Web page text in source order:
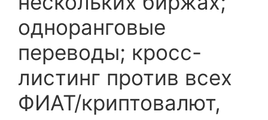
одноранговые
переводы; кросс-
листинг против всех
ФИАТ/криптовалют,